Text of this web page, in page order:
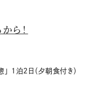
ら！
1泊2日（夕朝食付き）